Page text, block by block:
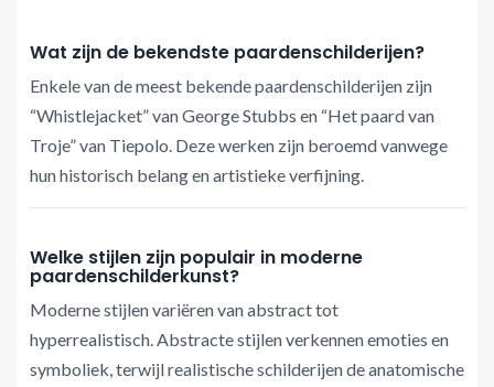
Wat zijn de bekendste paardenschilderijen?
Enkele van de meest bekende paardenschilderijen zijn
“Whistlejacket” van George Stubbs en “Het paard van
Troje” van Tiepolo. Deze werken zijn beroemd vanwege
hun historisch belang en artistieke verfijning.
Welke stijlen zijn populair in moderne
paardenschilderkunst?
Moderne stijlen variëren van abstract tot
hyperrealistisch. Abstracte stijlen verkennen emoties en
symboliek, terwijl realistische schilderijen de anatomische